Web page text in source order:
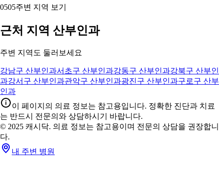
0505주변 지역 보기
근처 지역 산부인과
주변 지역도 둘러보세요
강남구 산부인과서초구 산부인과강동구 산부인과강북구 산부인
과강서구 산부인과관악구 산부인과광진구 산부인과구로구 산부
인과
이 페이지의 의료 정보는 참고용입니다. 정확한 진단과 치료
는 반드시 전문의와 상담하시기 바랍니다.
© 2025 캐시닥. 의료 정보는 참고용이며 전문의 상담을 권장합니
다.
내 주변 병원